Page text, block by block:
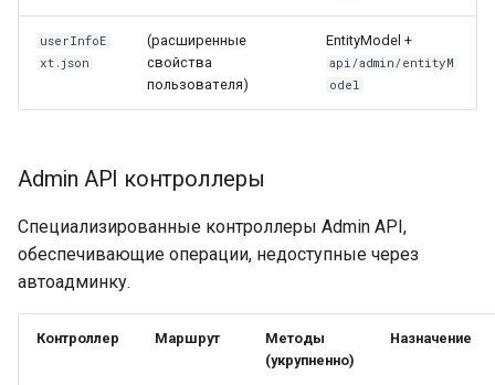
userInfoE
xt.json
(расширенные
свойства
пользователя)
EntityModel +
api/admin/entityM
odel
Admin API контроллеры
Специализированные контроллеры Admin API,
обеспечивающие операции, недоступные через
автоадминку.
Контроллер Маршрут
Методы
(укрупненно)
Назначение